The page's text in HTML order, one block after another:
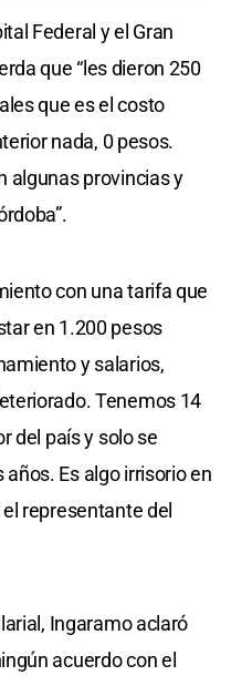
Federal y el Gran
que “les dieron 250
que es el costo
nada, 0 pesos.
algunas provincias y
con una tarifa que
en 1.200 pesos
y salarios,
Tenemos 14
del país y solo se
Es algo irrisorio en
representante del
Ingaramo aclaró
acuerdo con el